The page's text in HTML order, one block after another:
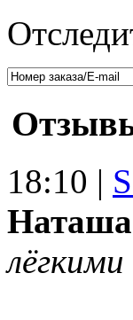
18:10 |